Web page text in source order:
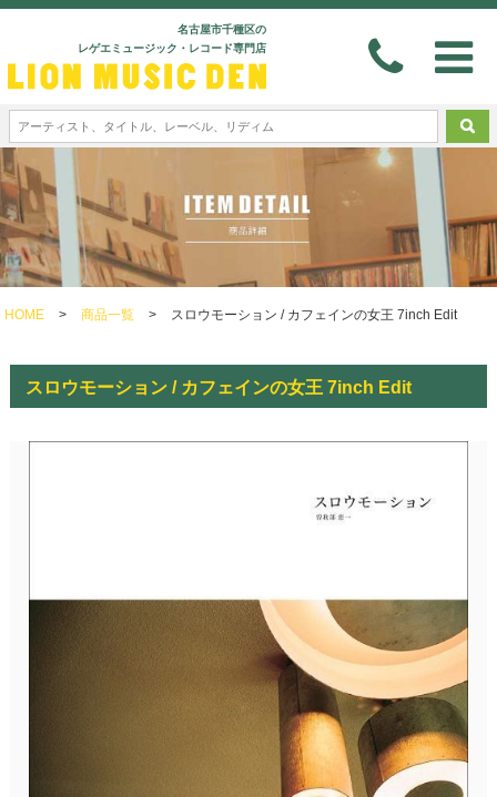
名古屋市千種区の
レゲエミュージック・レコード専門店
HOME > 商品一覧 > スロウモーション / カフェインの女王 7inch Edit
スロウモーション / カフェインの女王 7inch Edit